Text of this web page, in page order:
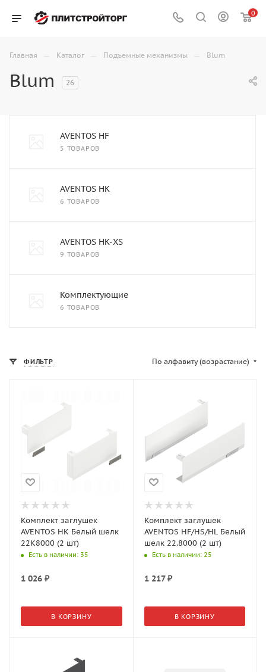
0
Главная — Каталог — Подъемные механизмы — Blum
Blum 26
AVENTOS HF
5 ТОВАРОВ
AVENTOS HK
6 ТОВАРОВ
AVENTOS HK-XS
9 ТОВАРОВ
Комплектующие
6 ТОВАРОВ
ФИЛЬТР По алфавиту (возрастание)
Комплект заглушек
AVENTOS HK Белый шелк
22K8000 (2 шт)
Есть в наличии: 35
1 026 ₽
В КОРЗИНУ
Комплект заглушек
AVENTOS HF/HS/HL Белый
шелк 22.8000 (2 шт)
Есть в наличии: 25
1 217₽
В КОРЗИНУ